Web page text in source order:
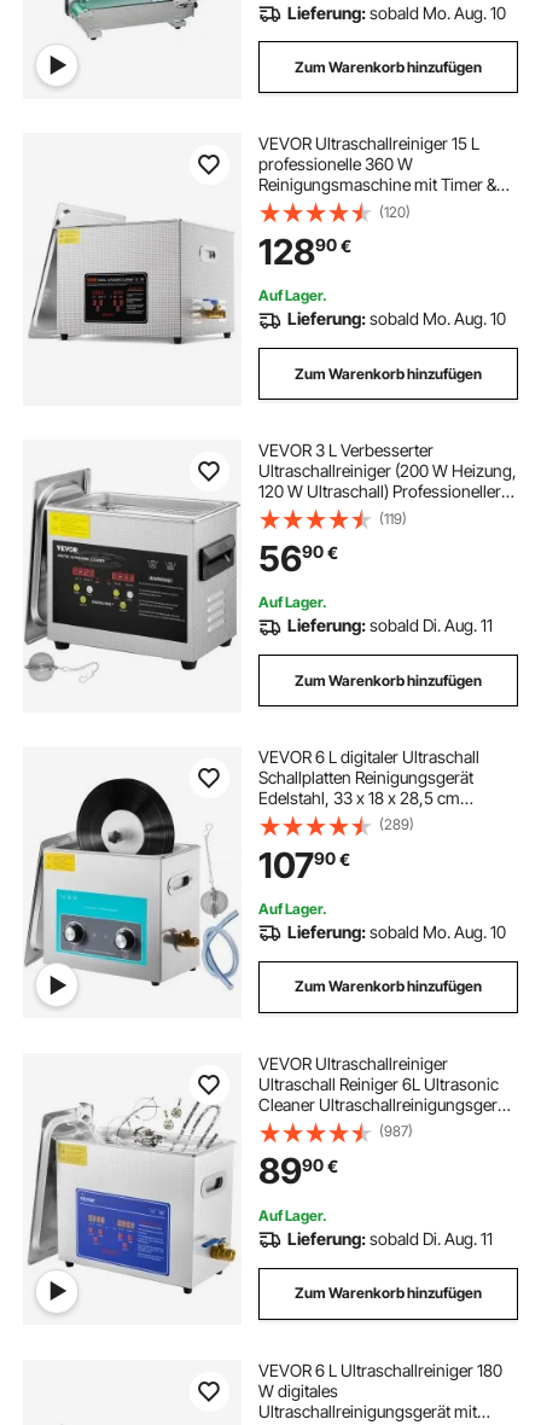
Lieferung:sobald Mo. Aug. 10
Zum Warenkorb hinzufügen
VEVOR Ultraschallreiniger 15 L
professionelle 360 W
Reinigungsmaschine mit Timer &
Heizung, digitaler 40 kHz
Ultraschallreiniger mit Korb für
Uhrgläser Schmuckhalter
Industrieteile Werkzeuge Silber
(120)
12890€
Auf Lager.
Lieferung:sobald Mo. Aug. 10
Zum Warenkorb hinzufügen
VEVOR 3 L Verbesserter
Ultraschallreiniger (200 W Heizung,
120 W Ultraschall) Professioneller
digitaler Labor-Ultraschall-
Teilereiniger mit Heizungstimer für
die Reinigung von Schmuckgläsern
(119)
5690€
Auf Lager.
Lieferung:sobald Di. Aug. 11
Zum Warenkorb hinzufügen
VEVOR 6 L digitaler Ultraschall
Schallplatten Reinigungsgerät
Edelstahl, 33 x 18 x 28,5 cm
Ultraschallreinigungsgerät
Ultraschallreiniger Ultraschallgerät
Heizung Digital Brille Uhren
Schmuck
(289)
10790€
Auf Lager.
Lieferung:sobald Mo. Aug. 10
Zum Warenkorb hinzufügen
VEVOR Ultraschallreiniger
Ultraschall Reiniger 6L Ultrasonic
Cleaner Ultraschallreinigungsgerät
Edelstahl mit Digitaler Anzeige für
Schmuck Brillen und Zähne
(987)
8990€
Auf Lager.
Lieferung:sobald Di. Aug. 11
Zum Warenkorb hinzufügen
VEVOR 6 L Ultraschallreiniger 180
W digitales
Ultraschallreinigungsgerät mit